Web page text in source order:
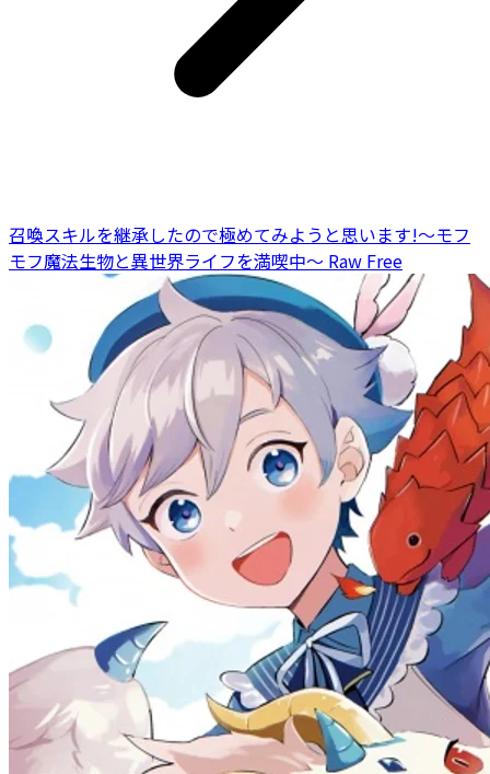
召喚スキルを継承したので極めてみようと思います!〜モフ
モフ魔法生物と異世界ライフを満喫中〜 Raw Free